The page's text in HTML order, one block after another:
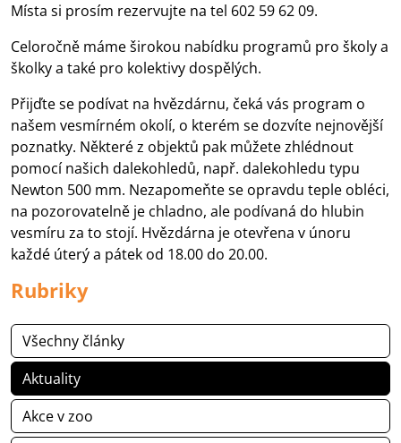
Místa si prosím rezervujte na tel 602 59 62 09.
Celoročně máme širokou nabídku programů pro školy a
školky a také pro kolektivy dospělých.
Přijďte se podívat na hvězdárnu, čeká vás program o
našem vesmírném okolí, o kterém se dozvíte nejnovější
poznatky. Některé z objektů pak můžete zhlédnout
pomocí našich dalekohledů, např. dalekohledu typu
Newton 500 mm. Nezapomeňte se opravdu teple obléci,
na pozorovatelně je chladno, ale podívaná do hlubin
vesmíru za to stojí. Hvězdárna je otevřena v únoru
každé úterý a pátek od 18.00 do 20.00.
Rubriky
Všechny články
Aktuality
Akce v zoo